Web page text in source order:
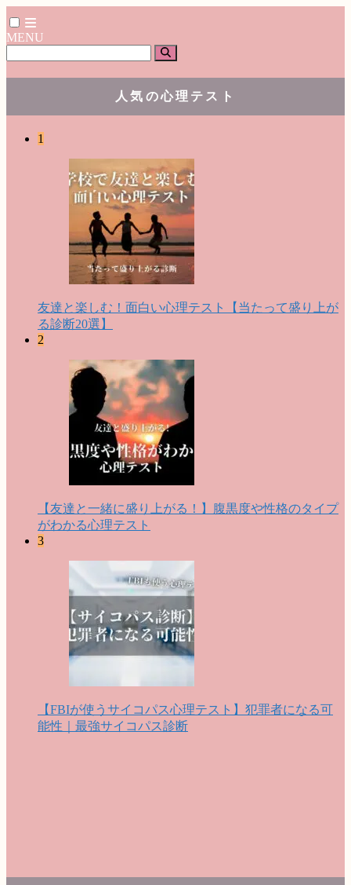
MENU
人気の心理テスト
1
友達と楽しむ！面白い心理テスト【当たって盛り上が
る診断20選】
2
【友達と一緒に盛り上がる！】腹黒度や性格のタイプ
がわかる心理テスト
3
【FBIが使うサイコパス心理テスト】犯罪者になる可
能性｜最強サイコパス診断